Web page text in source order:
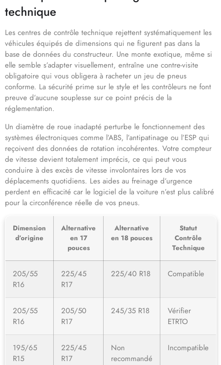
technique
Les centres de contrôle technique rejettent systématiquement les
véhicules équipés de dimensions qui ne figurent pas dans la
base de données du constructeur. Une monte exotique, même si
elle semble s’adapter visuellement, entraîne une contre-visite
obligatoire qui vous obligera à racheter un jeu de pneus
conforme. La sécurité prime sur le style et les contrôleurs ne font
preuve d’aucune souplesse sur ce point précis de la
réglementation.
Un diamètre de roue inadapté perturbe le fonctionnement des
systèmes électroniques comme l’ABS, l’antipatinage ou l’ESP qui
reçoivent des données de rotation incohérentes. Votre compteur
de vitesse devient totalement imprécis, ce qui peut vous
conduire à des excès de vitesse involontaires lors de vos
déplacements quotidiens. Les aides au freinage d’urgence
perdent en efficacité car le logiciel de la voiture n’est plus calibré
pour la circonférence réelle de vos pneus.
Dimension
d’origine
Alternative
en 17
pouces
Alternative
en 18 pouces
Statut
Contrôle
Technique
205/55
R16
225/45
R17
225/40 R18 Compatible
205/55
R16
205/50
R17
245/35 R18
Vérifier
ETRTO
195/65
R15
225/45
R17
Non
recommandé
Incompatible